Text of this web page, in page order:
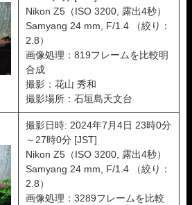
Nikon Z5（ISO 3200, 露出4秒）
Samyang 24 mm, F/1.4 （絞り：
2.8）
画像処理：819フレームを比較明
合成
撮影：花山 秀和
撮影場所：石垣島天文台
撮影日時: 2024年7月4日 23時0分
～27時0分 [JST]
Nikon Z5（ISO 3200, 露出4秒）
Samyang 24 mm, F/1.4 （絞り：
2.8）
画像処理：3289フレームを比較